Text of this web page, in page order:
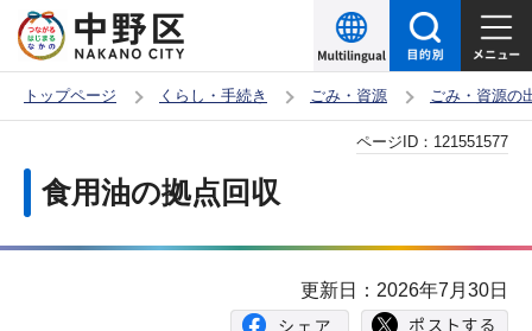
の
ー
頭
トップページ くらし・手続き ごみ・資源 ごみ・資源の
食用油の拠点回収
ページID： 121551577
更新日：2026年7月30日